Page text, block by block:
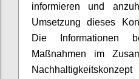
informieren und
Umsetzung dieses
Die Informationen
Maßnahmen im